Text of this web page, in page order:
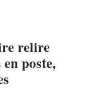
relire
poste,